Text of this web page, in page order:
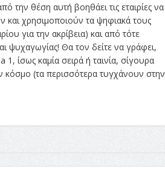
την θέση αυτή βοηθάει τις εταιρίες να
και χρησιμοποιούν τα ψηφιακά τους
για την ακρίβεια) και από τότε
ψυχαγωγίας! Θα τον δείτε να γράφει,
ίσως καμία σειρά ή ταινία, σίγουρα
κόσμο (τα περισσότερα τυγχάνουν στην